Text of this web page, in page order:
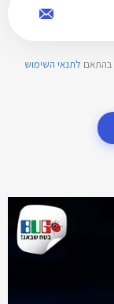
בהתאם לתנאי השימוש